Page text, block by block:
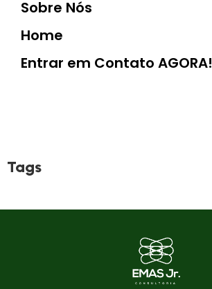
Sobre Nós
Home
Entrar em Contato AGORA!
Tags